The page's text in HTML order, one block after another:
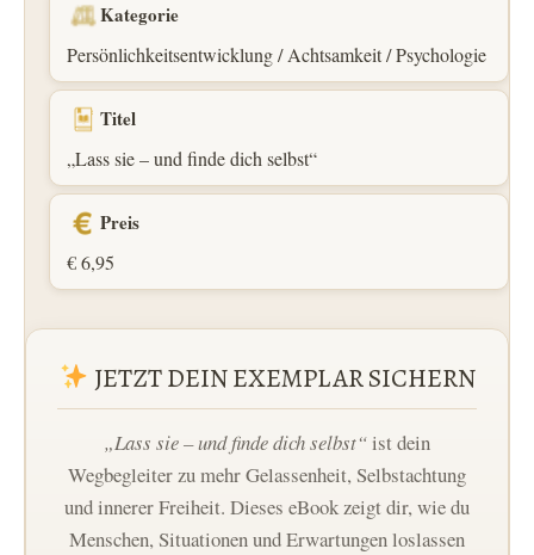
Kategorie
Persönlichkeitsentwicklung / Achtsamkeit / Psychologie
Titel
„Lass sie – und finde dich selbst“
Preis
€ 6,95
JETZT DEIN EXEMPLAR SICHERN
„Lass sie – und finde dich selbst“ist dein
Wegbegleiter zu mehr Gelassenheit, Selbstachtung
und innerer Freiheit. Dieses eBook zeigt dir, wie du
Menschen, Situationen und Erwartungen loslassen